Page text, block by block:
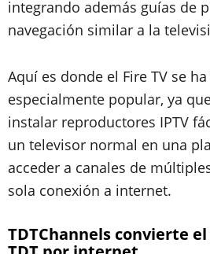
integrando además guías de
navegación similar a la
Aquí es donde el Fire TV se
especialmente popular, ya
instalar reproductores IPTV
un televisor normal en una
acceder a canales de
sola conexión a internet.
TDTChannels convierte